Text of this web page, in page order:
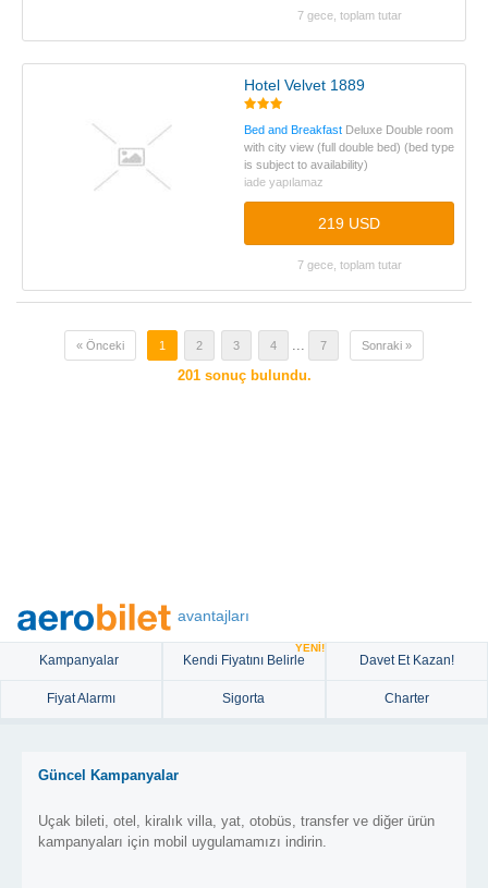
7 gece, toplam tutar
Hotel Velvet 1889
Bed and Breakfast Deluxe Double room
with city view (full double bed) (bed type
is subject to availability)
iade yapılamaz
219 USD
7 gece, toplam tutar
« Önceki 1 2 3 4 ... 7 Sonraki »
201sonuç bulundu.
avantajları
Kampanyalar Kendi Fiyatını Belirle
YENİ!
Davet Et Kazan!
Fiyat Alarmı Sigorta Charter
Güncel Kampanyalar
Uçak bileti, otel, kiralık villa, yat, otobüs, transfer ve diğer ürün
kampanyaları için mobil uygulamamızı indirin.